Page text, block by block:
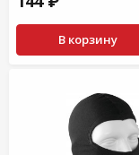
В корзину